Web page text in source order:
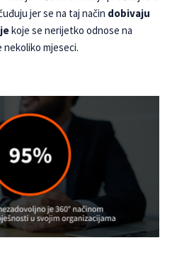
jer se na taj način dobivaju
koje se nerijetko od­nose na
mjeseci.